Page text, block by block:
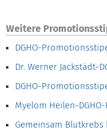
Weitere
DGHO-
Dr. Werner Jackstädt-
DGHO-
Myelom Heilen-
Gemeinsam Blutkrebs